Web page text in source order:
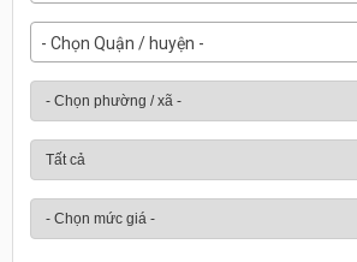
- Chọn Quận / huyện -